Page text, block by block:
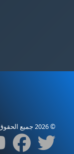
© 2026 جميع الحقوق محفوظة - جامعة الإمام المهدي